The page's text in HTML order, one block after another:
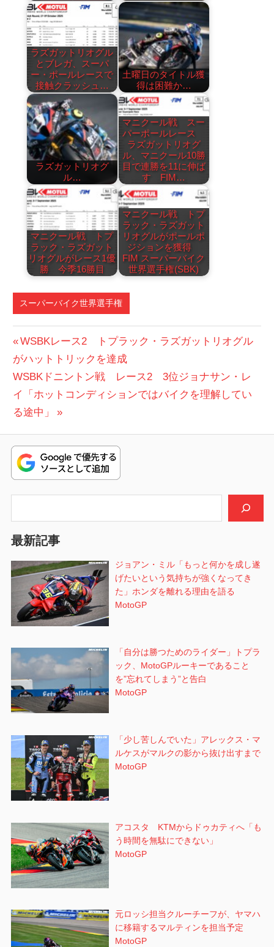
ラズガットリオグル
とブレガ、スーパ
ー・ポールレースで
接触クラッシュ…
土曜日のタイトル獲
得は困難か…
ラズガットリオグ
ル…
マニクール戦 スー
パーポールレース
ラズガットリオグ
ル、マニクール10勝
目で連勝を11に伸ば
す FIM…
マニクール戦 トプ
ラック・ラズガット
リオグルがレース1優
勝 今季16勝目
マニクール戦 トプ
ラック・ラズガット
リオグルがポールポ
ジションを獲得
FIM スーパーバイク
世界選手権(SBK)
スーパーバイク世界選手権
投
稿
ナ
ビ
ゲ
ー
ン
前
の
投
稿:
WSBKレース2 トプラック・ラズガットリオグル
がハットトリックを達成
次
の
投
WSBKドニントン戦 レース2 3位ジョナサン・レ
イ「ホットコンディションではバイクを理解してい
る途中」
最新記事
ジョアン・ミル「もっと何かを成し遂
げたいという気持ちが強くなってき
た」ホンダを離れる理由を語る
MotoGP
「自分は勝つためのライダー」トプラ
ック、MotoGPルーキーであること
を”忘れてしまう”と告白
MotoGP
「少し苦しんでいた」アレックス・マ
ルケスがマルクの影から抜け出すまで
MotoGP
アコスタ KTMからドゥカティへ「も
う時間を無駄にできない」
MotoGP
元ロッシ担当クルーチーフが、ヤマハ
に移籍するマルティンを担当予定
MotoGP